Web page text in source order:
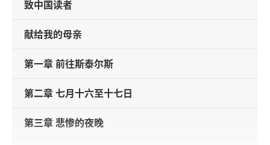
致中国读者
献给我的母亲
第一章 前往斯泰尔斯
第二章 七月十六至十七日
第三章 悲惨的夜晚